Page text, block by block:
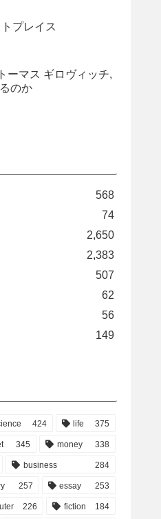
プレイス
ーマス ギロヴィッチ,
のか
568
74
2,650
2,383
507
62
56
149
424 life 375
345 money 338
business 284
257 essay 253
226 fiction 184